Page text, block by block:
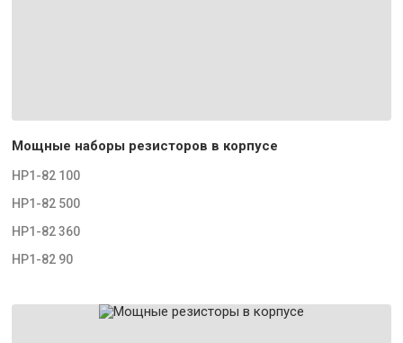
Мощные наборы резисторов в корпусе
НР1-82 100
НР1-82 500
НР1-82 360
НР1-82 90